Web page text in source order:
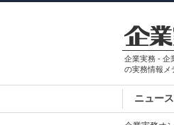
企業実務 - 企
の実務情報メ
ニュース